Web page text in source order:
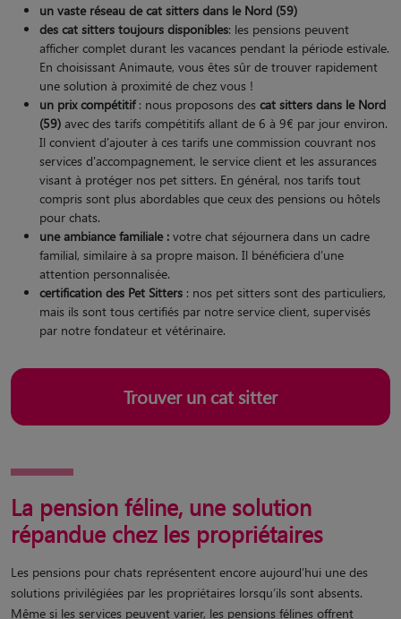
un vaste réseau de cat sitters dans le Nord (59)
des cat sitters toujours disponibles: les pensions peuvent
afficher complet durant les vacances pendant la période estivale.
En choisissant Animaute, vous êtes sûr de trouver rapidement
une solution à proximité de chez vous !
un prix compétitif: nous proposons des cat sitters dans le Nord
(59) avec des tarifs compétitifs allant de 6 à 9€ par jour environ.
Il convient d'ajouter à ces tarifs une commission couvrant nos
services d'accompagnement, le service client et les assurances
visant à protéger nos pet sitters. En général, nos tarifs tout
compris sont plus abordables que ceux des pensions ou hôtels
pour chats.
une ambiance familiale : votre chat séjournera dans un cadre
familial, similaire à sa propre maison. Il bénéficiera d’une
attention personnalisée.
certification des Pet Sitters : nos pet sitters sont des particuliers,
mais ils sont tous certifiés par notre service client, supervisés
par notre fondateur et vétérinaire.
Trouver un cat sitter
La pension féline, une solution
répandue chez les propriétaires
Les pensions pour chats représentent encore aujourd’hui une des
solutions privilégiées par les propriétaires lorsqu’ils sont absents.
Même si les services peuvent varier, les pensions félines offrent